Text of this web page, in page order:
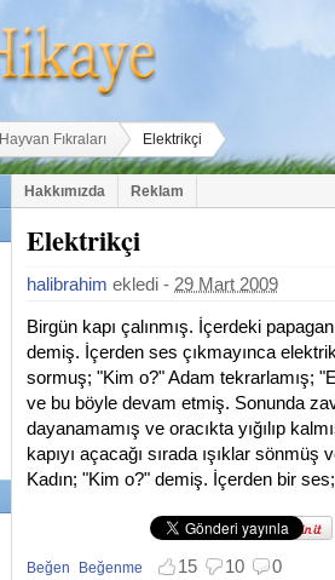
Hayvan Fıkraları Elektrikçi
Hakkımızda Reklam
Elektrikçi
halibrahim ekledi - 29 Mart 2009
Birgün kapı çalınmış. İçerdeki
demiş. İçerden ses çıkmayınca
sormuş; "Kim o?" Adam tekrarlamış;
ve bu böyle devam etmiş. Sonunda
dayanamamış ve oracıkta yığılıp
kapıyı açacağı sırada ışıklar sönmüş
Kadın; "Kim o?" demiş. İçerden bir
Beğen
Beğenme
15 10 0